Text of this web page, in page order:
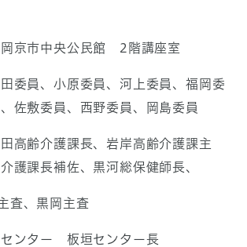
岡京市中央公民館 2階講座室
委員、小原委員、河上委員、福岡委
佐敷委員、西野委員、岡島委員
高齢介護課長、岩岸高齢介護課主
護課長補佐、黒河総保健師長、
黒岡主査
センター 板垣センター長